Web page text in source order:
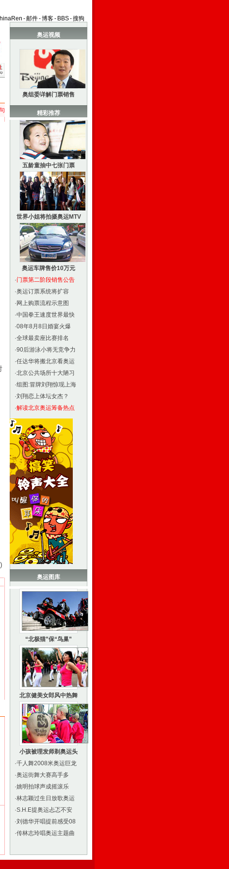
-邮件-博客- BBS-搜狗
奥运视频
奥组委详解门票销售
精彩推荐
五龄童抽中七张门票
世界小姐将拍摄奥运MTV
奥运车牌售价10万元
·门票第二阶段销售公告
·奥运订票系统将扩容
· 网上购票流程示意图
·中国拳王速度世界最快
·08年8月8日婚宴火爆
·全球最卖座比赛排名
·90后游泳小将无竞争力
·任达华将搬北京看奥运
·北京公共场所十大陋习
·组图:冒牌刘翔惊现上海
·刘翔恋上体坛女杰？
·解读北京奥运筹备热点
奥运图库
“北极猫”保“鸟巢”
北京健美女郎风中热舞
小孩被理发师剃奥运头
·千人舞2008米奥运巨龙
·奥运街舞大赛高手多
·姚明拍球声成摇滚乐
·林志颖过生日放歌奥运
·S.H.E提奥运忐忑不安
·刘德华开唱提前感受08
·传林志玲唱奥运主题曲